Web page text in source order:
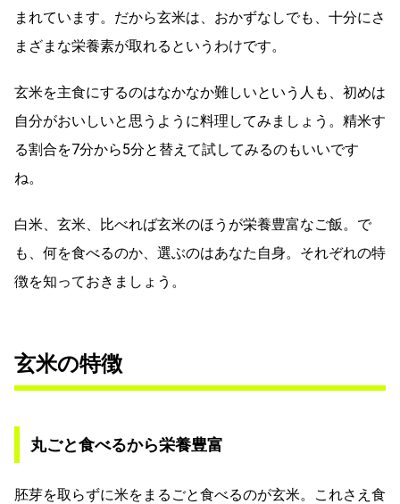
まれています。だから玄米は、おかずなしでも、十分にさ
まざまな栄養素が取れるというわけです。
玄米を主食にするのはなかなか難しいという人も、初めは
自分がおいしいと思うように料理してみましょう。精米す
る割合を7分から5分と替えて試してみるのもいいです
ね。
白米、玄米、比べれば玄米のほうが栄養豊富なご飯。で
も、何を食べるのか、選ぶのはあなた自身。それぞれの特
徴を知っておきましょう。
玄米の特徴
丸ごと食べるから栄養豊富
胚芽を取らずに米をまるごと食べるのが玄米。これさえ食